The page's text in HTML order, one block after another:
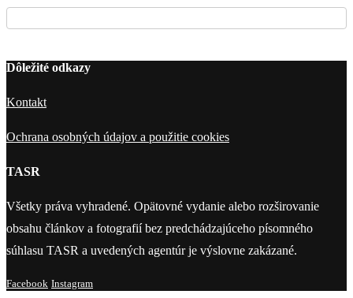
Dôležité odkazy
Kontakt
Ochrana osobných údajov a použitie cookies
TASR
Všetky práva vyhradené. Opätovné vydanie alebo rozširovanie
obsahu článkov a fotografií bez predchádzajúceho písomného
súhlasu TASR a uvedených agentúr je výslovne zakázané.
Facebook Instagram